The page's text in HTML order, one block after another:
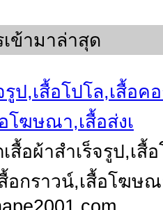
ข้ามาล่าสุด
รูป,เสื้อโปโล,เสื้อ
โฆษณา,เสื้อส่งเ
สื้อผ้าสำเร็จรูป,เสื้
อกราวน์,เสื้อโฆษ